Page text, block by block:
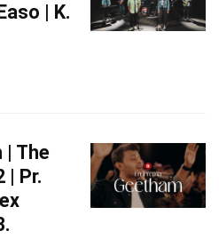
| K.
| The
| Pr.